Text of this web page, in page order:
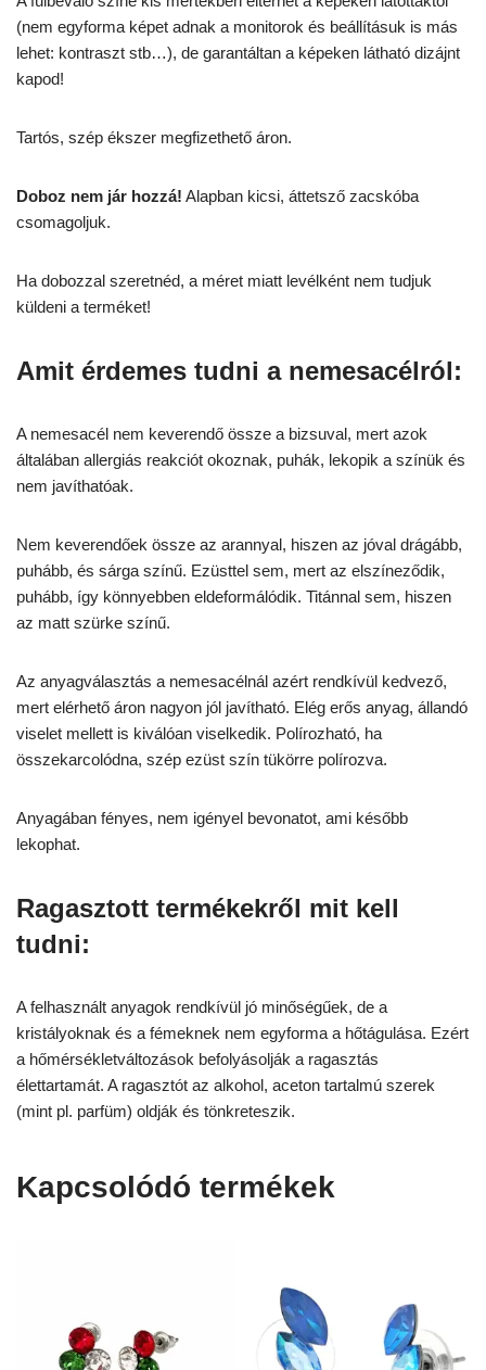
(nem egyforma képet adnak a monitorok és beállításuk is más
lehet: kontraszt stb…), de garantáltan a képeken látható dizájnt
kapod!
Tartós, szép ékszer megfizethető áron.
Doboz nem jár hozzá! Alapban kicsi, áttetsző zacskóba
csomagoljuk.
Ha dobozzal szeretnéd, a méret miatt levélként nem tudjuk
küldeni a terméket!
Amit érdemes tudni a nemesacélról:
A nemesacél nem keverendő össze a bizsuval, mert azok
általában allergiás reakciót okoznak, puhák, lekopik a színük és
nem javíthatóak.
Nem keverendőek össze az arannyal, hiszen az jóval drágább,
puhább, és sárga színű. Ezüsttel sem, mert az elszíneződik,
puhább, így könnyebben eldeformálódik. Titánnal sem, hiszen
az matt szürke színű.
Az anyagválasztás a nemesacélnál azért rendkívül kedvező,
mert elérhető áron nagyon jól javítható. Elég erős anyag, állandó
viselet mellett is kiválóan viselkedik. Polírozható, ha
összekarcolódna, szép ezüst szín tükörre polírozva.
Anyagában fényes, nem igényel bevonatot, ami később
lekophat.
Ragasztott termékekről mit kell
tudni:
A felhasznált anyagok rendkívül jó minőségűek, de a
kristályoknak és a fémeknek nem egyforma a hőtágulása. Ezért
a hőmérsékletváltozások befolyásolják a ragasztás
élettartamát. A ragasztót az alkohol, aceton tartalmú szerek
(mint pl. parfüm) oldják és tönkreteszik.
Kapcsolódó termékek